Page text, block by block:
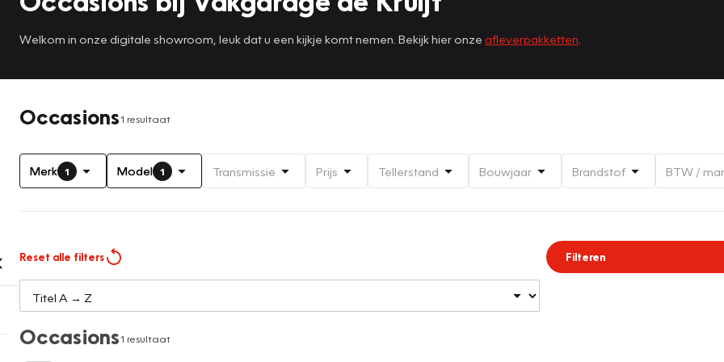
Welkom in onze digitale showroom, leuk dat u een kijkje komt nemen. Bekijk hier onze afleverpakketten
Occasions1 resultaat
Merk 1 Model 1 Transmissie Prijs Tellerstand Bouwjaar Brandstof BTW /
Reset alle filters Filteren
Occasions1 resultaat